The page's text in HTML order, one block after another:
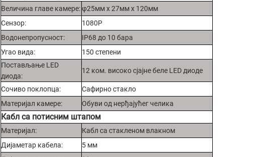
Величина главе камере:φ25мм x 27мм x 120мм
Сензор:
1080P
Водонепропусност:
IP68 до 10 бара
Угао вида:
150 степени
Постављање LED
диода:
12 ком. високо сјајне беле LED диоде
Сочиво поклопца:
Сафирно стакло
Материјал камере:
Обуви од нерђајућег челика
Кабл са потисним штапом
Материјал:
Кабл са стакленом влакном
Дијаметар кабела:
5 мм